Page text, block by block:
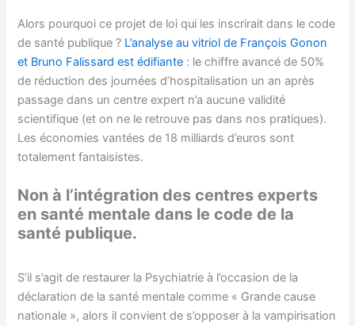
Alors pourquoi ce projet de loi qui les inscrirait dans le code
de santé publique ? L’analyse au vitriol de François Gonon
et Bruno Falissard est édifiante : le chiffre avancé de 50%
de réduction des journées d’hospitalisation un an après
passage dans un centre expert n’a aucune validité
scientifique (et on ne le retrouve pas dans nos pratiques).
Les économies vantées de 18 milliards d’euros sont
totalement fantaisistes.
Non à l’intégration des centres experts
en santé mentale dans le code de la
santé publique.
S’il s’agit de restaurer la Psychiatrie à l’occasion de la
déclaration de la santé mentale comme « Grande cause
nationale », alors il convient de s’opposer à la vampirisation